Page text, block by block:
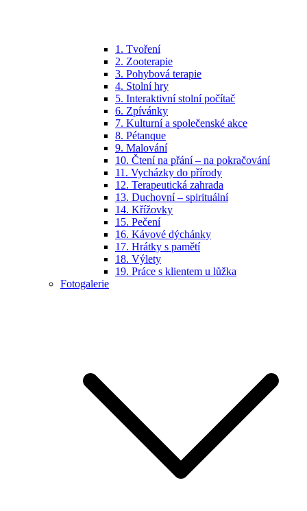
1. Tvoření
2. Zooterapie
3. Pohybová terapie
4. Stolní hry
5. Interaktivní stolní počítač
6. Zpívánky
7. Kulturní a společenské akce
8. Pétanque
9. Malování
10. Čtení na přání – na pokračování
11. Vycházky do přírody
12. Terapeutická zahrada
13. Duchovní – spirituální
14. Křížovky
15. Pečení
16. Kávové dýchánky
17. Hrátky s pamětí
18. Výlety
19. Práce s klientem u lůžka
Fotogalerie